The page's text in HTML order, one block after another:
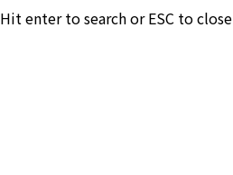
Hit enter to search or ESC to close